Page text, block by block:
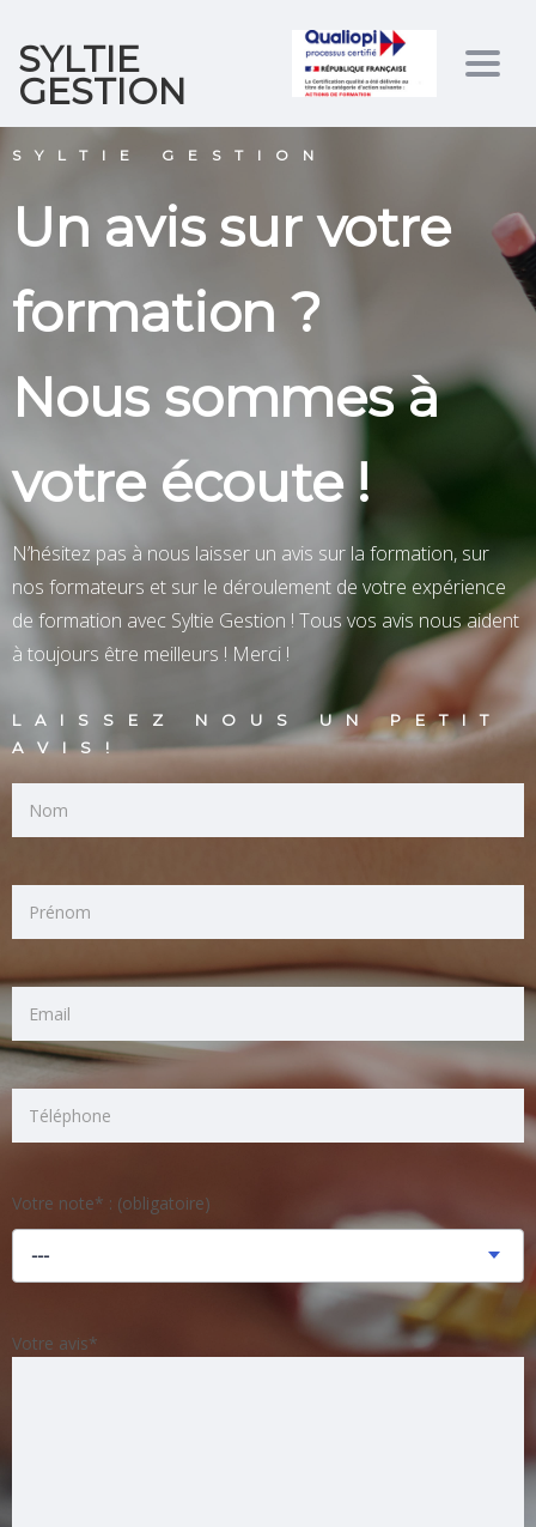
SYLTIE
GESTION
SYLTIE GESTION
Un avis sur votre
formation ?
Nous sommes à
votre écoute !
N’hésitez pas à nous laisser un avis sur la formation, sur
nos formateurs et sur le déroulement de votre expérience
de formation avec Syltie Gestion ! Tous vos avis nous aident
à toujours être meilleurs ! Merci !
LAISSEZ NOUS UN PETIT
AVIS!
Votre note* : (obligatoire)
---
Votre avis*